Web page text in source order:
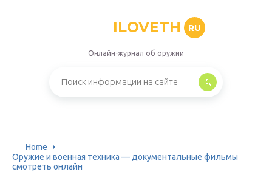
ILOVETH RU
Онлайн-журнал об оружии
Home
Оружие и военная техника — документальные фильмы
смотреть онлайн